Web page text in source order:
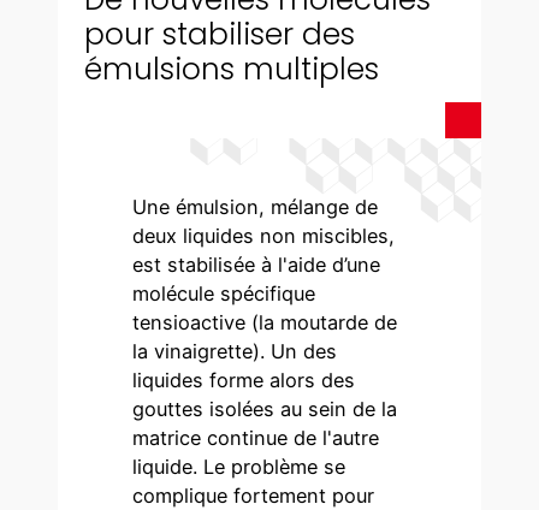
pour stabiliser des
émulsions multiples
Une émulsion, mélange de
deux liquides non miscibles,
est stabilisée à l'aide d’une
molécule spécifique
tensioactive (la moutarde de
la vinaigrette). Un des
liquides forme alors des
gouttes isolées au sein de la
matrice continue de l'autre
liquide. Le problème se
complique fortement pour